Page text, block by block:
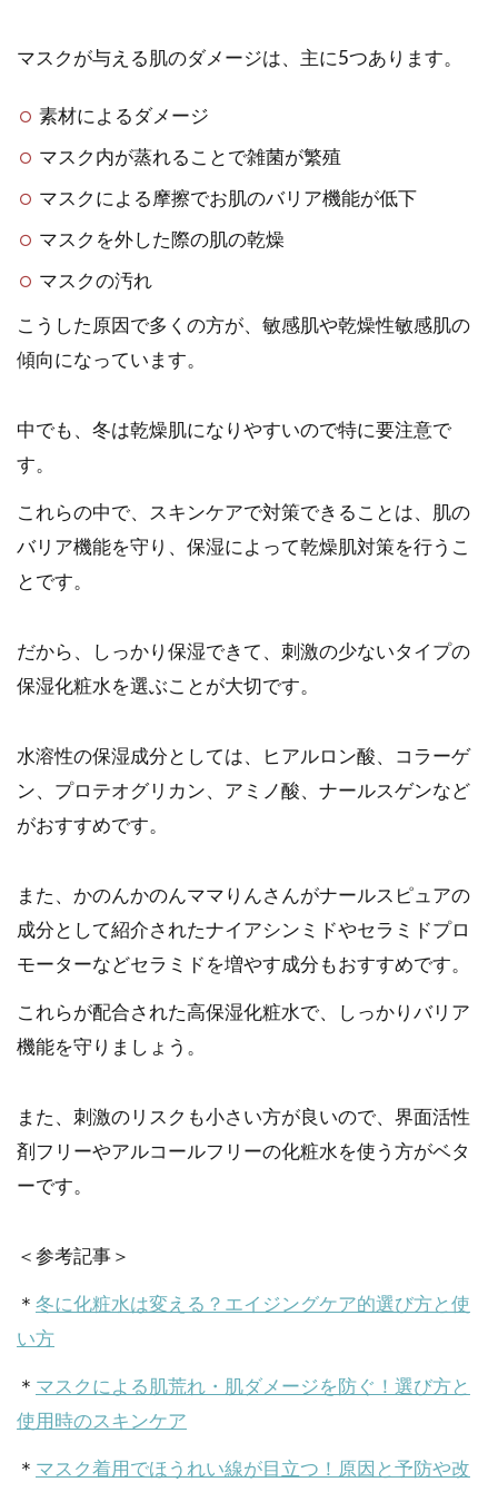
マスクが与える肌のダメージは、主に5つあります。
素材によるダメージ
マスク内が蒸れることで雑菌が繁殖
マスクによる摩擦でお肌のバリア機能が低下
マスクを外した際の肌の乾燥
マスクの汚れ
こうした原因で多くの方が、敏感肌や乾燥性敏感肌の
傾向になっています。
中でも、冬は乾燥肌になりやすいので特に要注意で
す。
これらの中で、スキンケアで対策できることは、肌の
バリア機能を守り、保湿によって乾燥肌対策を行うこ
とです。
だから、しっかり保湿できて、刺激の少ないタイプの
保湿化粧水を選ぶことが大切です。
水溶性の保湿成分としては、ヒアルロン酸、コラーゲ
ン、プロテオグリカン、アミノ酸、ナールスゲンなど
がおすすめです。
また、かのんかのんママりんさんがナールスピュアの
成分として紹介されたナイアシンミドやセラミドプロ
モーターなどセラミドを増やす成分もおすすめです。
これらが配合された高保湿化粧水で、しっかりバリア
機能を守りましょう。
また、刺激のリスクも小さい方が良いので、界面活性
剤フリーやアルコールフリーの化粧水を使う方がベタ
ーです。
＜参考記事＞
＊ 冬に化粧水は変える？エイジングケア的選び方と使
い方
＊ マスクによる肌荒れ・肌ダメージを防ぐ！選び方と
使用時のスキンケア
＊ マスク着用でほうれい線が目立つ！原因と予防や改